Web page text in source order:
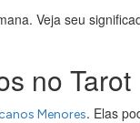
Veja seu
no Tarot
Menores. Elas